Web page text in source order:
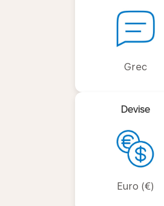
Grec
Devise
Euro (€)